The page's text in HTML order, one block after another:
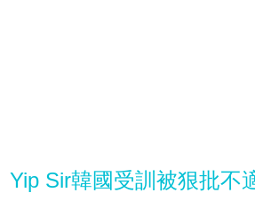
Yip Sir韓國受訓被狠批不